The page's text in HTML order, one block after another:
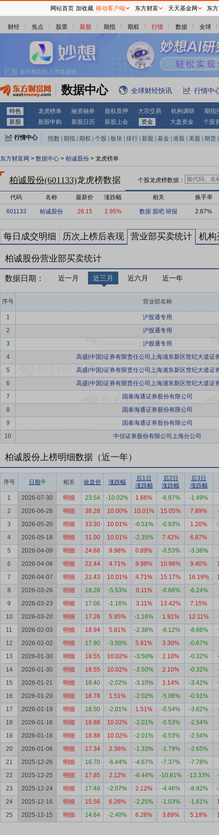
财经 焦点 股票 新股 期指 期权 行情 数据 全球
数据中心 全球财经快讯 行情中
特色 龙虎榜单 融资融券 股权质押 大宗交易 机构调研
期指
新股
新股申购 新股日历 新股上会 资金 大盘资金 个股
行情中心 指数 期指 期权 个股 板块 排行 新股 基金 港股 美股 期货
东方财富网 > 数据中心 > 柏诚股份 > 龙虎榜单
柏诚股份(601133)龙虎榜数据 个股龙虎榜数据：
代码 名称 最新价 涨跌幅 相关 换手率
601133 柏诚股份 26.15 2.95% 数据 股吧 研报 2.87%
每日成交明细 历次上榜后表现 营业部买卖统计 机构
柏诚股份营业部买卖统计
数据日期： 近一月 近三月 近六月 近一年
序号 营业部名称
1
沪股通专用
2
沪股通专用
3
沪股通专用
4
高盛(中国)证券有限责任公司上海浦东新区世纪大道证
5
高盛(中国)证券有限责任公司上海浦东新区世纪大道证
6
高盛(中国)证券有限责任公司上海浦东新区世纪大道证
7
国泰海通证券股份有限公司
8
国泰海通证券股份有限公司
9
国泰海通证券股份有限公司
10
中信证券股份有限公司上海分公司
柏诚股份上榜明细数据（近一年）
序号 日期 相关 收盘价 涨跌幅
后1日
涨跌幅
后2日
涨跌幅
后3日
涨跌幅
1
2026-07-30 明细 23.54 -10.02% 1.66% -6.97% -1.49%
2
2026-06-26 明细 38.28 10.00% 10.01% 15.05% 7.89%
3
2026-05-20 明细 33.30 10.01% -0.51% -0.93% 1.20%
-
4
2026-05-18 明细 31.00 10.01% -2.35% 7.42% 6.87%
5
2026-04-09 明细 24.68 9.98% 0.89% -0.53% -3.36%
6
2026-04-08 明细 22.44 4.71% 9.98% 10.96% 9.40%
7
2026-04-07 明细 21.43 10.01% 4.71% 15.17% 16.19%
8
2026-03-26 明细 18.28 -5.53% 0.11% -0.66% -6.24%
9
2026-03-23 明细 17.06 -1.16% 3.11% 13.42% 7.15%
10
2026-03-20 明细 17.26 5.95% -1.16% 1.91% 12.11%
11
2026-02-03 明细 18.94 5.81% -2.38% -6.12% -8.66%
12
2026-02-02 明细 17.90 -3.50% 5.81% 3.30% -0.67%
13
2026-01-30 明细 18.55 10.02% -3.50% 2.10% -0.32%
14
2026-01-30 明细 18.55 10.02% -3.50% 2.10% -0.32%
15
2026-01-21 明细 18.40 -2.02% -3.10% 1.14% -3.42%
16
2026-01-20 明细 18.78 1.51% -2.02% -5.06% -0.91%
17
2026-01-19 明细 18.50 -2.01% 1.51% -0.54% -3.62%
18
2026-01-16 明细 18.88 10.02% -2.01% -0.53% -2.54%
19
2026-01-16 明细 18.88 10.02% -2.01% -0.53% -2.54%
20
2026-01-06 明细 17.34 2.36% -1.33% -1.79% -2.65%
21
2025-12-26 明细 16.70 -6.44% -4.67% -7.37% -7.78%
22
2025-12-25 明细 17.85 2.12% -6.44% -10.81% -13.33%
23
2025-12-24 明细 17.48 -2.07% 2.12% -4.46% -8.92%
-
24
2025-12-16 明细 15.56 6.28% -2.25% -1.03% -1.61%
25
2025-12-15 明细 14.64 -2.40% 6.28% 3.89% 5.19%
网站首页 加收藏 移动客户端 东方财富 天天基金网 东